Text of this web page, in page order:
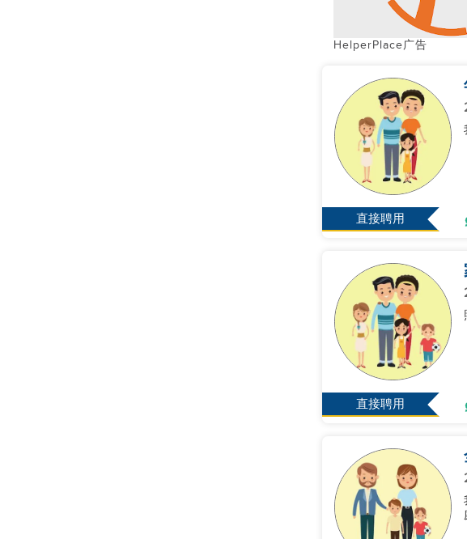
HelperPlace广告
直接聘用
直接聘用